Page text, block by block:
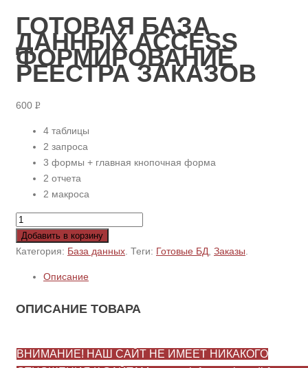
ГОТОВАЯ БАЗА
ДАННЫХ ACCESS
ФОРМИРОВАНИЕ
РЕЕСТРА ЗАКАЗОВ
600 Р
4 таблицы
2 запроса
3 формы + главная кнопочная форма
2 отчета
2 макроса
Добавить в корзину
Категория: База данных. Теги: Готовые БД, Заказы.
Описание
ОПИСАНИЕ ТОВАРА
ВНИМАНИЕ! НАШ САЙТ НЕ ИМЕЕТ НИКАКОГО